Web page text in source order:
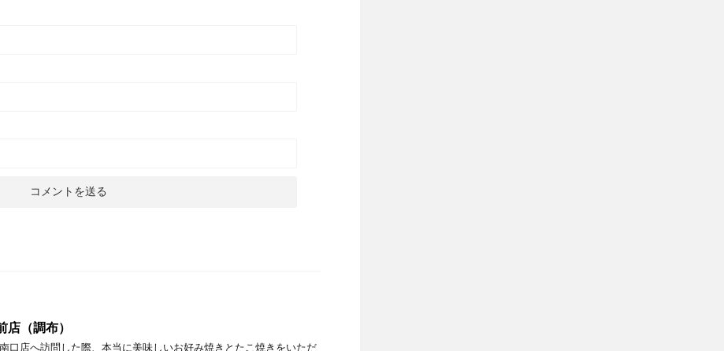
店（調布）
口店へ訪問した際、本当に美味しいお好み焼きとたこ焼きをいただ